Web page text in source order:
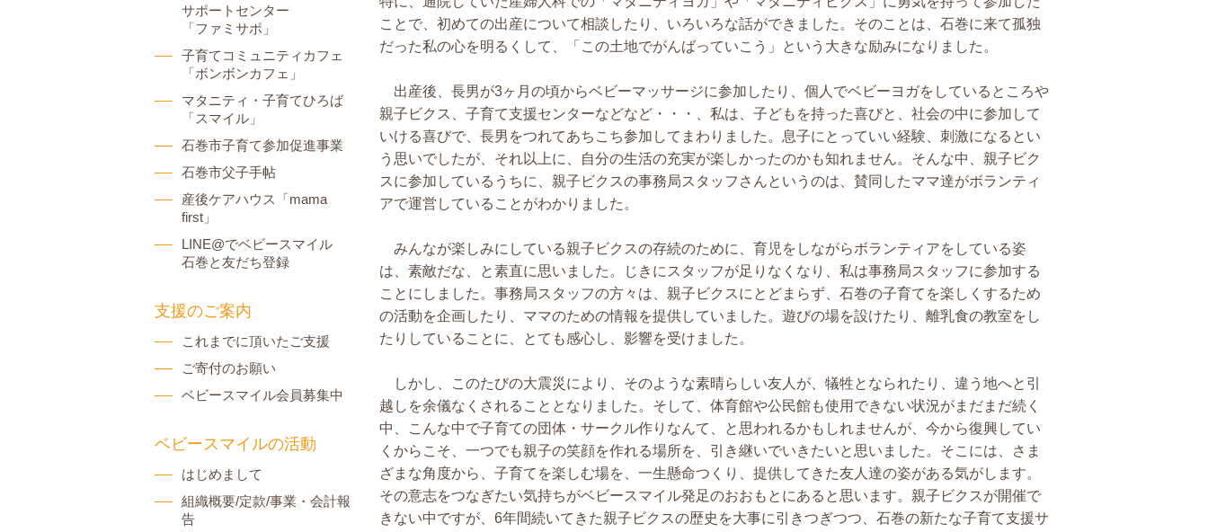
ことで、初めての出産について相談したり、いろいろな話ができました。そのことは、石巻に来て孤独
だった私の心を明るくして、「この土地でがんばっていこう」という大きな励みになりました。
出産後、長男が3ヶ月の頃からベビーマッサージに参加したり、個人でベビーヨガをしているところや
親子ビクス、子育て支援センターなどなど・・・、私は、子どもを持った喜びと、社会の中に参加して
いける喜びで、長男をつれてあちこち参加してまわりました。息子にとっていい経験、刺激になるとい
う思いでしたが、それ以上に、自分の生活の充実が楽しかったのかも知れません。そんな中、親子ビク
スに参加しているうちに、親子ビクスの事務局スタッフさんというのは、賛同したママ達がボランティ
アで運営していることがわかりました。
みんなが楽しみにしている親子ビクスの存続のために、育児をしながらボランティアをしている姿
は、素敵だな、と素直に思いました。じきにスタッフが足りなくなり、私は事務局スタッフに参加する
ことにしました。事務局スタッフの方々は、親子ビクスにとどまらず、石巻の子育てを楽しくするため
の活動を企画したり、ママのための情報を提供していました。遊びの場を設けたり、離乳食の教室をし
たりしていることに、とても感心し、影響を受けました。
しかし、このたびの大震災により、そのような素晴らしい友人が、犠牲となられたり、違う地へと引
越しを余儀なくされることとなりました。そして、体育館や公民館も使用できない状況がまだまだ続く
中、こんな中で子育ての団体・サークル作りなんて、と思われるかもしれませんが、今から復興してい
くからこそ、一つでも親子の笑顔を作れる場所を、引き継いでいきたいと思いました。そこには、さま
ざまな角度から、子育てを楽しむ場を、一生懸命つくり、提供してきた友人達の姿がある気がします。
その意志をつなぎたい気持ちがベビースマイル発足のおおもとにあると思います。親子ビクスが開催で
きない中ですが、6年間続いてきた親子ビクスの歴史を大事に引きつぎつつ、石巻の新たな子育て支援サ
サポートセンター
「ファミサポ」
子育てコミュニティカフェ
「ボンボンカフェ」
マタニティ・子育てひろば
「スマイル」
石巻市子育て参加促進事業
石巻市父子手帖
産後ケアハウス「mama
first」
LINE@でベビースマイル
石巻と友だち登録
支援のご案内
これまでに頂いたご支援
ご寄付のお願い
ベビースマイル会員募集中
ベビースマイルの活動
はじめまして
組織概要/定款/事業・会計報
告